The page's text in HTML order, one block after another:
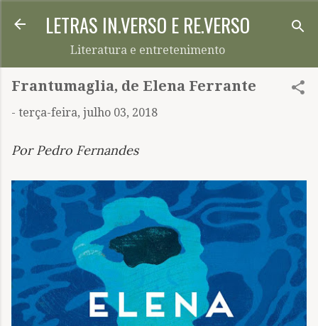
Pular para o conteúdo principal
LETRAS IN.VERSO E RE.VERSO
Literatura e entretenimento
Frantumaglia, de Elena Ferrante
- terça-feira, julho 03, 2018
Por Pedro Fernandes